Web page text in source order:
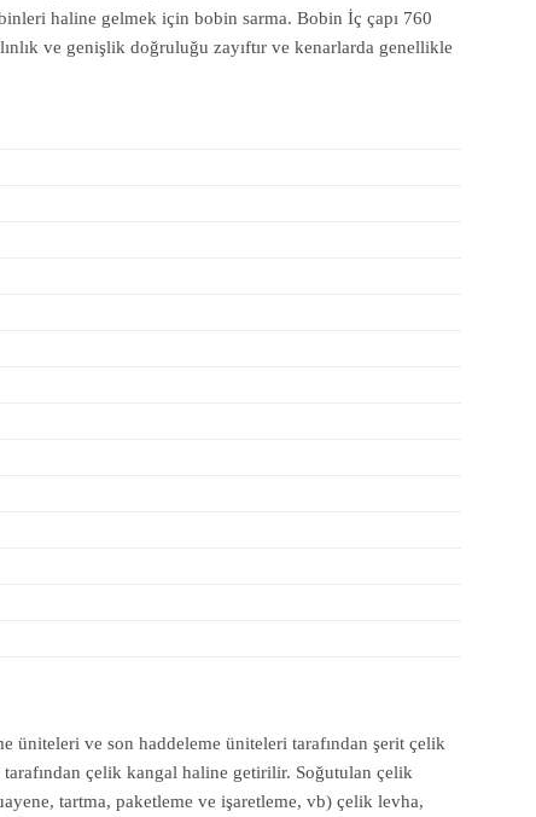
haline gelmek için bobin sarma. Bobin İç çapı 760
ve genişlik doğruluğu zayıftır ve kenarlarda genellikle
üniteleri ve son haddeleme üniteleri tarafından şerit çelik
tarafından çelik kangal haline getirilir. Soğutulan çelik
tartma, paketleme ve işaretleme, vb) çelik levha,